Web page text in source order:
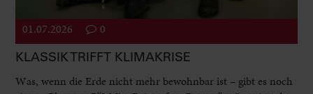
01.07.2026 0
KLASSIK TRIFFT KLIMAKRISE
Was, wenn die Erde nicht mehr bewohnbar ist – gibt es noch